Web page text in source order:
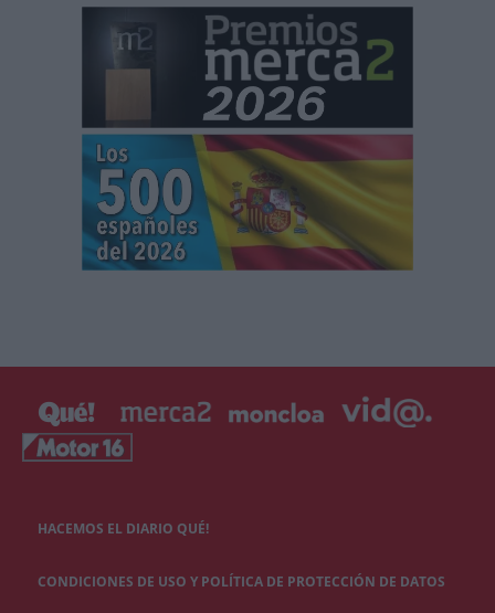
HACEMOS EL DIARIO QUÉ!
CONDICIONES DE USO Y POLÍTICA DE PROTECCIÓN DE DATOS